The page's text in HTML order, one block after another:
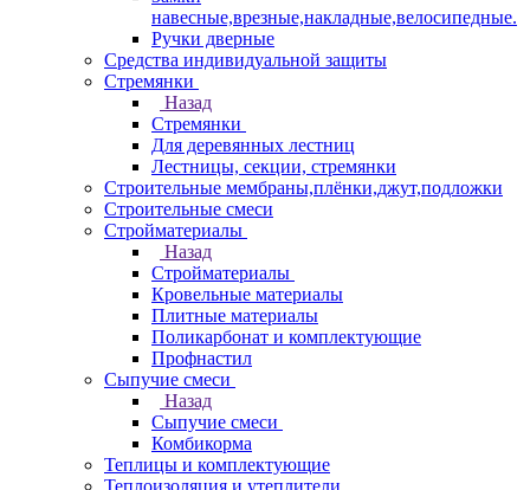
навесные,врезные,накладные,велосипедные.
Ручки дверные
Средства индивидуальной защиты
Стремянки
Назад
Стремянки
Для деревянных лестниц
Лестницы, секции, стремянки
Строительные мембраны,плёнки,джут,подложки
Строительные смеси
Стройматериалы
Назад
Стройматериалы
Кровельные материалы
Плитные материалы
Поликарбонат и комплектующие
Профнастил
Сыпучие смеси
Назад
Сыпучие смеси
Комбикорма
Теплицы и комплектующие
Теплоизоляция и утеплители